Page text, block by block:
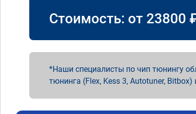
Стоимость: от 23800
Наши специалисты по чип тюнингу
тюнинга (Flex, Kess 3, Autotuner,